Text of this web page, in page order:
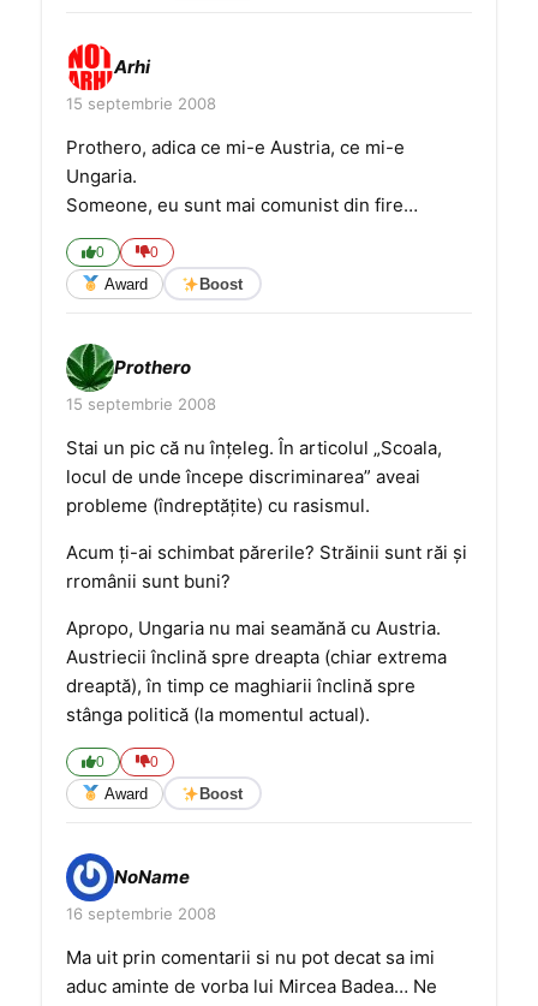
Arhi
15 septembrie 2008
Prothero, adica ce mi-e Austria, ce mi-e
Ungaria.
Someone, eu sunt mai comunist din fire…
0 0
Award Boost
Prothero
15 septembrie 2008
Stai un pic că nu înţeleg. În articolul „Scoala,
locul de unde începe discriminarea” aveai
probleme (îndreptăţite) cu rasismul.
Acum ţi-ai schimbat părerile? Străinii sunt răi şi
rromânii sunt buni?
Apropo, Ungaria nu mai seamănă cu Austria.
Austriecii înclină spre dreapta (chiar extrema
dreaptă), în timp ce maghiarii înclină spre
stânga politică (la momentul actual).
0 0
Award Boost
NoName
16 septembrie 2008
Ma uit prin comentarii si nu pot decat sa imi
aduc aminte de vorba lui Mircea Badea… Ne